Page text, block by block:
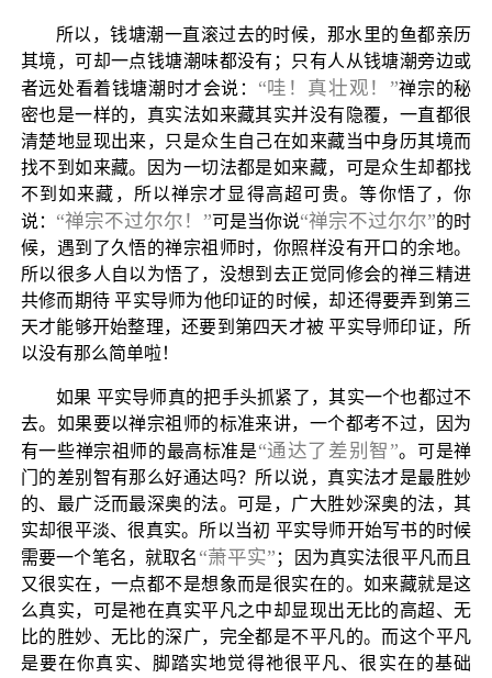
所以，钱塘潮一直滚过去的时候，那水里的鱼都亲历
其境，可却一点钱塘潮味都没有；只有人从钱塘潮旁边或
者远处看着钱塘潮时才会说： “哇！真壮观！”禅宗的秘
密也是一样的，真实法如来藏其实并没有隐覆，一直都很
清楚地显现出来，只是众生自己在如来藏当中身历其境而
找不到如来藏。因为一切法都是如来藏，可是众生却都找
不到如来藏，所以禅宗才显得高超可贵。等你悟了，你
说： “禅宗不过尔尔！”可是当你说“禅宗不过尔尔”的时
候，遇到了久悟的禅宗祖师时，你照样没有开口的余地。
所以很多人自以为悟了，没想到去正觉同修会的禅三精进
共修而期待 平实导师为他印证的时候，却还得要弄到第三
天才能够开始整理，还要到第四天才被 平实导师印证，所
以没有那么简单啦！
如果 平实导师真的把手头抓紧了，其实一个也都过不
去。如果要以禅宗祖师的标准来讲，一个都考不过，因为
有一些禅宗祖师的最高标准是“通达了差别智”。可是禅
门的差别智有那么好通达吗？所以说，真实法才是最胜妙
的、最广泛而最深奥的法。可是，广大胜妙深奥的法，其
实却很平淡、很真实。所以当初 平实导师开始写书的时候
需要一个笔名，就取名 “萧平实” ；因为真实法很平凡而且
又很实在，一点都不是想象而是很实在的。如来藏就是这
么真实，可是祂在真实平凡之中却显现出无比的高超、无
比的胜妙、无比的深广，完全都是不平凡的。而这个平凡
是要在你真实、脚踏实地觉得祂很平凡、很实在的基础